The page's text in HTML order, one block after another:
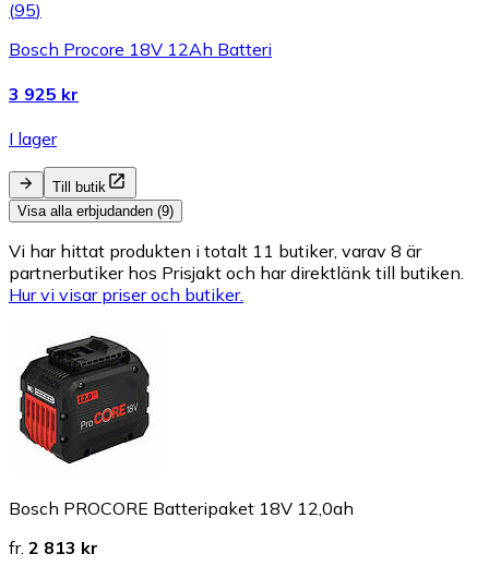
(95)
Bosch Procore 18V 12Ah Batteri
3 925 kr
I lager
Till butik
Visa alla erbjudanden (9)
Vi har hittat produkten i totalt 11 butiker, varav 8 är
partnerbutiker hos Prisjakt och har direktlänk till butiken.
Hur vi visar priser och butiker.
Bosch PROCORE Batteripaket 18V 12,0ah
fr. 2 813 kr